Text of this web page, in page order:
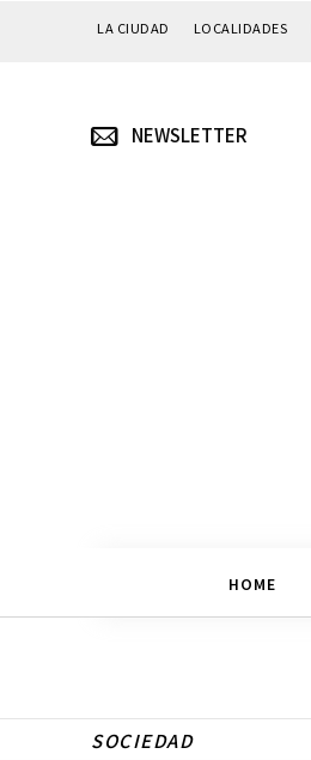
LA CIUDAD LOCALIDADES
NEWSLETTER
HOME
SOCIEDAD